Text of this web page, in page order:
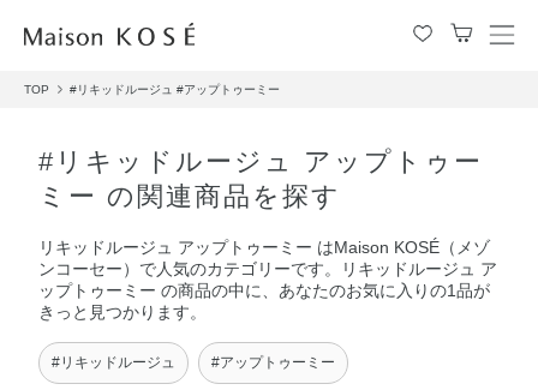
メ
TOP #リキッドルージュ #アップトゥーミー
#リキッドルージュ アップトゥー
ミー の関連商品を探す
リキッドルージュ アップトゥーミー はMaison KOSÉ（メゾ
ンコーセー）で人気のカテゴリーです。リキッドルージュ ア
ップトゥーミー の商品の中に、あなたのお気に入りの1品が
きっと見つかります。
#リキッドルージュ #アップトゥーミー